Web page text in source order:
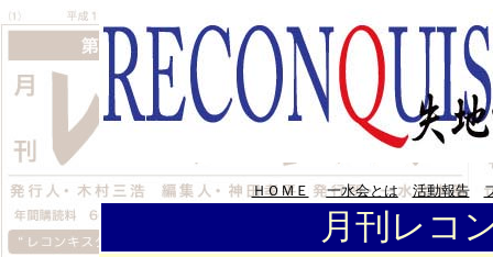
ＨＯＭＥ 一水会とは 活動報告
月刊レコ